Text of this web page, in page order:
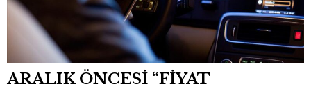
ARALIK ÖNCESİ “FİYAT